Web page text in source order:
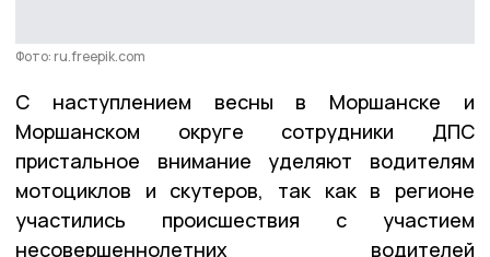
Фото: ru.freepik.com
С наступлением весны в Моршанске и
Моршанском округе сотрудники ДПС
пристальное внимание уделяют водителям
мотоциклов и скутеров, так как в регионе
участились происшествия с участием
несовершеннолетних водителей